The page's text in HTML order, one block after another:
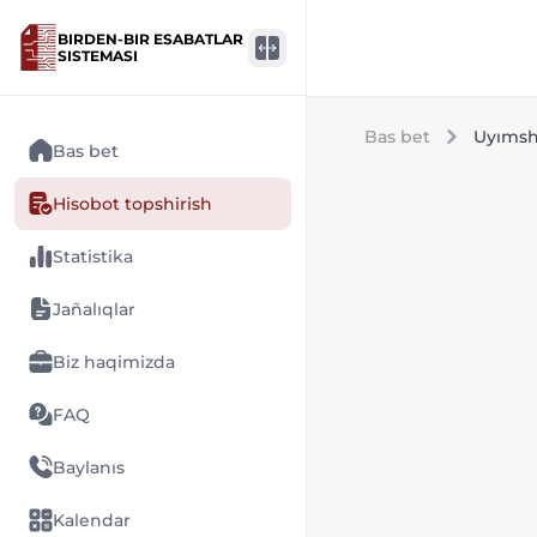
BIRDEN-BIR ESABATLAR
SISTEMASI
Bas bet
Hisobot topshirish
Statistika
Jañalıqlar
Biz haqimizda
FAQ
Baylanıs
Kalendar
Bas bet